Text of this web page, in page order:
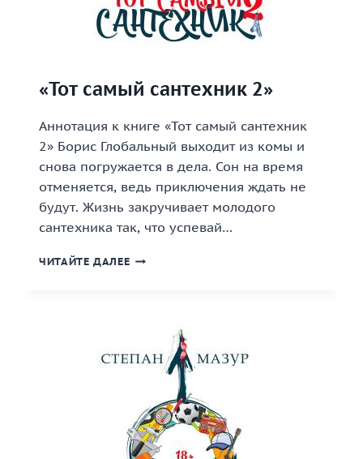
«Тот самый сантехник 2»
Аннотация к книге «Тот самый сантехник
2» Борис Глобальный выходит из комы и
снова погружается в дела. Сон на время
отменяется, ведь приключения ждать не
будут. Жизнь закручивает молодого
сантехника так, что успевай…
ЧИТАЙТЕ ДАЛЕЕ «ТОТ